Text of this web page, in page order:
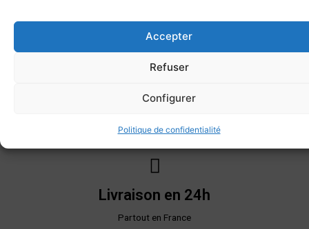
Accepter
Refuser
Configurer
Politique de confidentialité
Livraison offerte*
Dès 200€ d'achat
CB, Visa, Mandat, Virement...
Livraison en 24h
Partout en France